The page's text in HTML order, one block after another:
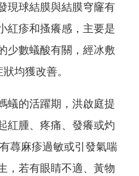
現球結膜與結膜穹窿有
紅疹和搔癢感，主要是
少數蟻酸有關，經冰敷
均獲改善。
蟻的活躍期，洪啟庭提
紅腫、疼痛、發癢或灼
蕁麻疹過敏或引發氣喘
，若有眼睛不適、黃物